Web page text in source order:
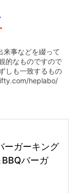
来事などを綴って
的なものですので
しも一致するもの
heplabo/
ーガーキング
バーガ